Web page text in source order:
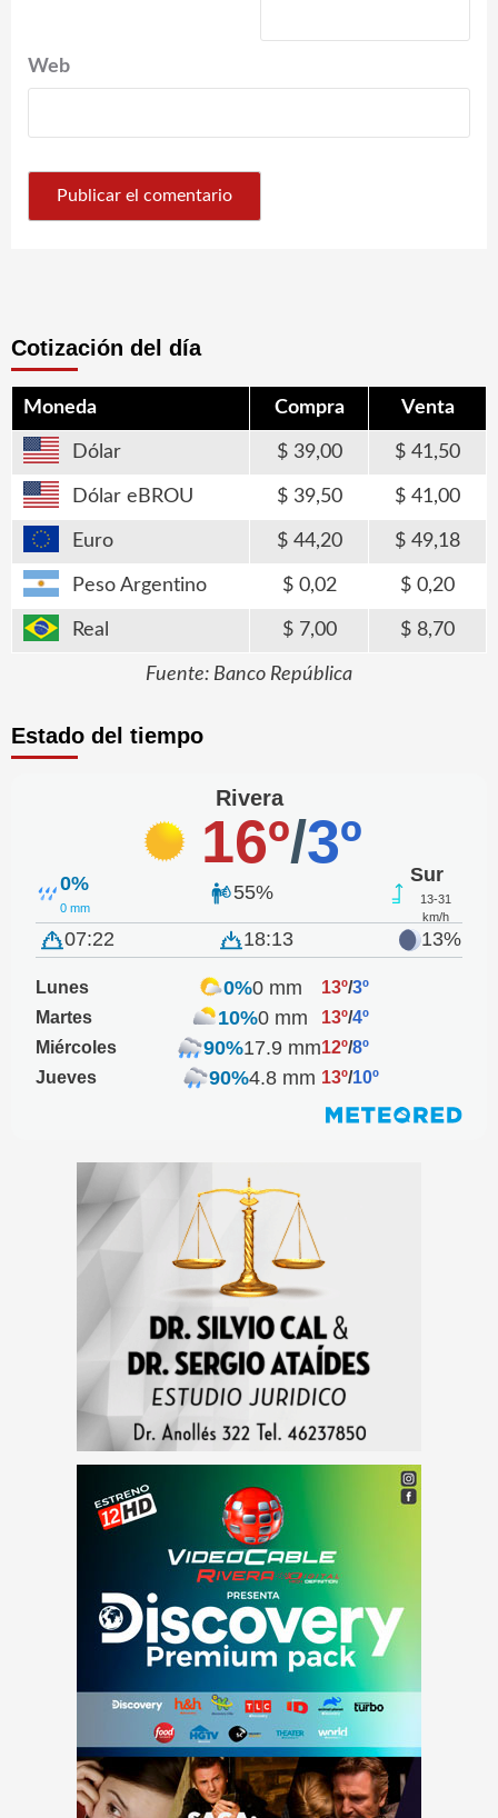
Web
Cotización del día
Moneda Compra Venta
Dólar 39,00 41,50
Dólar eBROU 39,50 41,00
Euro 44,20 49,18
Peso Argentino 0,02 0,20
Real 7,00 8,70
Fuente: Banco República
Estado del tiempo
Rivera
16º/3º
0%
0 mm
55%
Sur
13-31
km/h
07:22 18:13 13%
Lunes 0%0 mm 13º/3º
Martes
10%0 mm 13º/4º
Miércoles
90%17.9 mm12º/8º
Jueves
90%4.8 mm 13º/10º